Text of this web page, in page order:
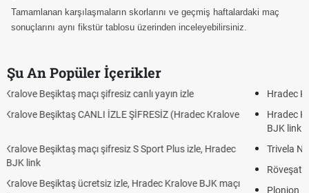
Tamamlanan karşılaşmaların skorlarını ve geçmiş haftalardaki maç
sonuçlarını aynı fikstür tablosu üzerinden inceleyebilirsiniz.
Şu An Popüler İçerikler
Hradec Kralove - Beşiktaş maçı şifresiz izle canlı tv100 linki
Hradec Kralove Beşiktaş maçı şifresiz tv100 izle, Hradec Kralove
Trivela Nedir? Trivela Vuruşu Nasıl Yapılır?
Röveşata Nedir? Röveşata Vuruşu Nasıl Yapılır?
Plonjon Nedir? Kalecilikte Plonjon Hareketi Nasıl Yapılır?